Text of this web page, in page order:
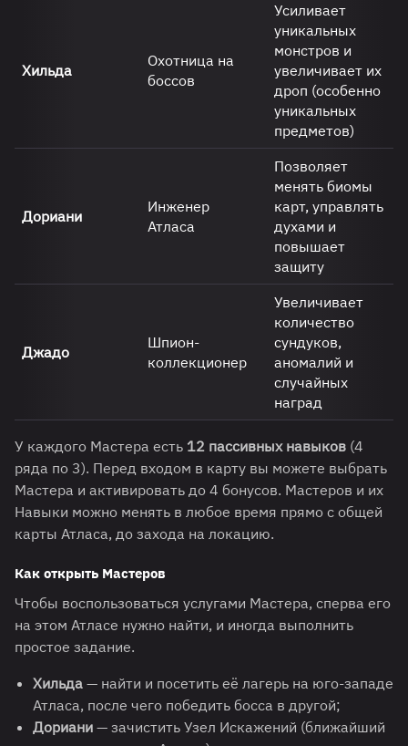
Хильда
Охотница на
боссов
Усиливает
уникальных
монстров и
увеличивает их
дроп (особенно
уникальных
предметов)
Дориани
Инженер
Атласа
Позволяет
менять биомы
карт, управлять
духами и
повышает
защиту
Джадо
Шпион-
коллекционер
Увеличивает
количество
сундуков,
аномалий и
случайных
наград
У каждого Мастера есть 12 пассивных навыков (4
ряда по 3). Перед входом в карту вы можете выбрать
Мастера и активировать до 4 бонусов. Мастеров и их
Навыки можно менять в любое время прямо с общей
карты Атласа, до захода на локацию.
Как открыть Мастеров
Чтобы воспользоваться услугами Мастера, сперва его
на этом Атласе нужно найти, и иногда выполнить
простое задание.
Хильда — найти и посетить её лагерь на юго-западе
Атласа, после чего победить босса в другой;
Дориани — зачистить Узел Искажений (ближайший